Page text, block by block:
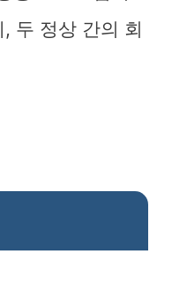
두 정상 간의 회